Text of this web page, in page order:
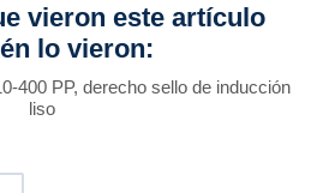
vieron este artículo
lo vieron:
400 PP, derecho sello de inducción
liso